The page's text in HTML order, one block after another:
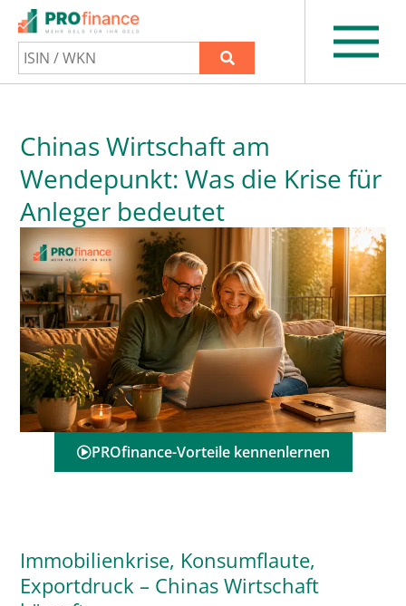
Chinas Wirtschaft am
Wendepunkt: Was die Krise für
Anleger bedeutet
PROfinance-Vorteile kennenlernen
Immobilienkrise, Konsumflaute,
Exportdruck – Chinas Wirtschaft